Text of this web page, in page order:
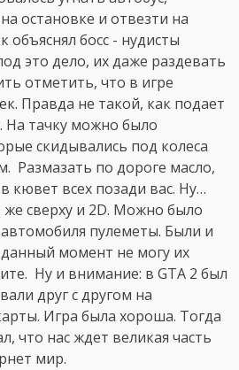
остановке и отвезти на
объяснял босс - нудисты
это дело, их даже раздевать
отметить, что в игре
Правда не такой, как подает
На тачку можно было
скидывались под колеса
Размазать по дороге масло,
кювет всех позади вас. Ну…
сверху и 2D. Можно было
пулеметы. Были и
момент не могу их
Ну и внимание: в GTA 2 был
друг с другом на
Игра была хороша. Тогда
что нас ждет великая часть
мир.